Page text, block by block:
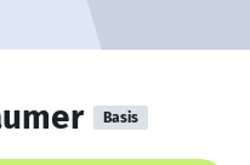
Basis